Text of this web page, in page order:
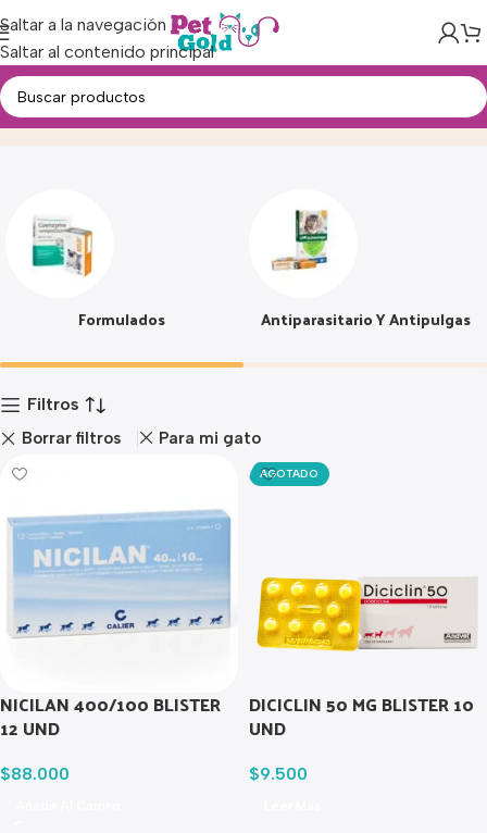
Saltar a la navegación
Saltar al contenido principal
FarmaciaInicio Producto
Formulados Antiparasitario Y Antipulgas
Filtros
Borrar filtros Para mi gato
NICILAN 400/100 BLISTER
12 UND
$88.000
AGOTADO
DICICLIN 50 MG BLISTER 10
UND
$9.500